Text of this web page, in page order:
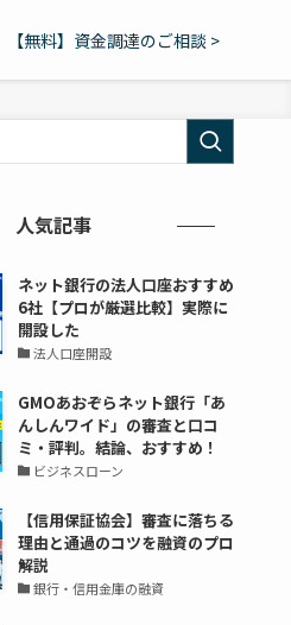
【無料】資金調達のご相談 >
人気記事
ネット銀行の法人口座おすすめ
6社【プロが厳選比較】実際に
開設した
法人口座開設
GMOあおぞらネット銀行「あ
んしんワイド」の審査と口コ
ミ・評判。結論、おすすめ！
ビジネスローン
【信用保証協会】審査に落ちる
理由と通過のコツを融資のプロ
解説
銀行・信用金庫の融資